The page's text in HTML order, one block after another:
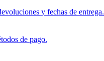
y fechas de entrega.
de pago.